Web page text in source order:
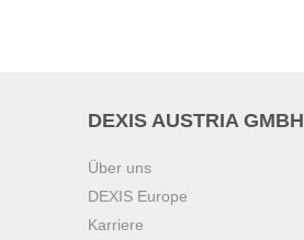
DEXIS AUSTRIA GMBH
Über uns
DEXIS Europe
Karriere